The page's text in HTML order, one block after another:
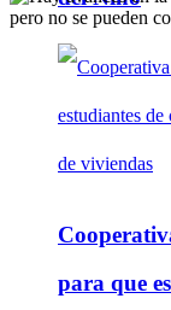
para que